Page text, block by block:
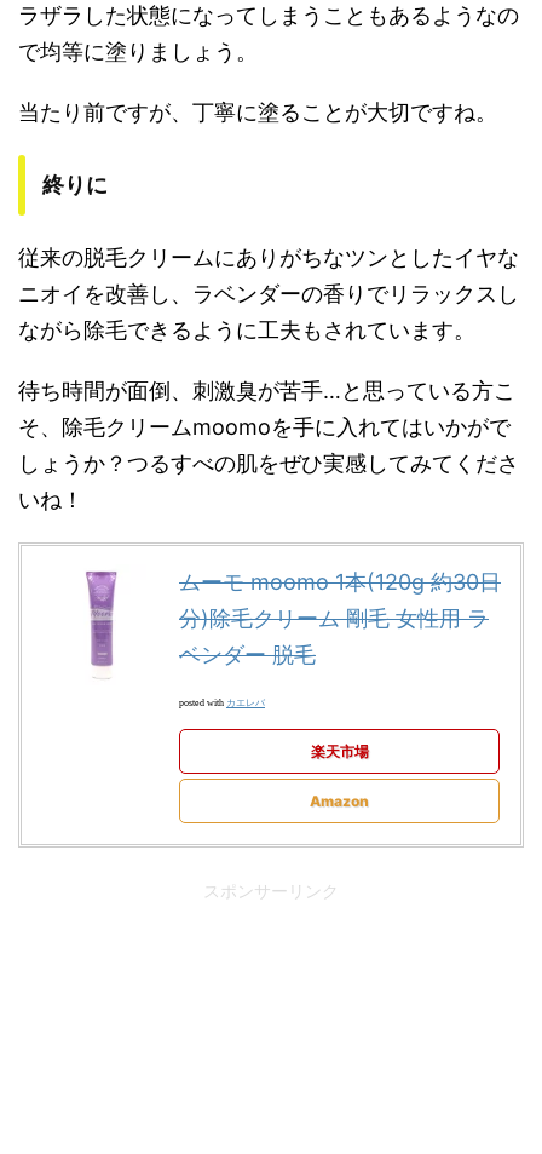
ラザラした状態になってしまうこともあるようなの
で均等に塗りましょう。
当たり前ですが、丁寧に塗ることが大切ですね。
終りに
従来の脱毛クリームにありがちなツンとしたイヤな
ニオイを改善し、ラベンダーの香りでリラックスし
ながら除毛できるように工夫もされています。
待ち時間が面倒、刺激臭が苦手…と思っている方こ
そ、除毛クリームmoomoを手に入れてはいかがで
しょうか？つるすべの肌をぜひ実感してみてくださ
いね！
ムーモ moomo 1本(120g 約30日
分)除毛クリーム 剛毛 女性用 ラ
ベンダー 脱毛
posted with カエレバ
楽天市場
Amazon
スポンサーリンク